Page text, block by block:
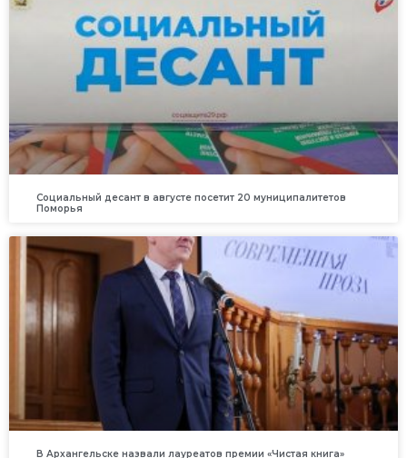
Социальный десант в августе посетит 20 муниципалитетов
Поморья
В Архангельске назвали лауреатов премии «Чистая книга»